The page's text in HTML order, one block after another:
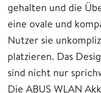
gehalten und die
eine ovale und
Nutzer sie
platzieren. Das
sind nicht nur
Die ABUS WLAN